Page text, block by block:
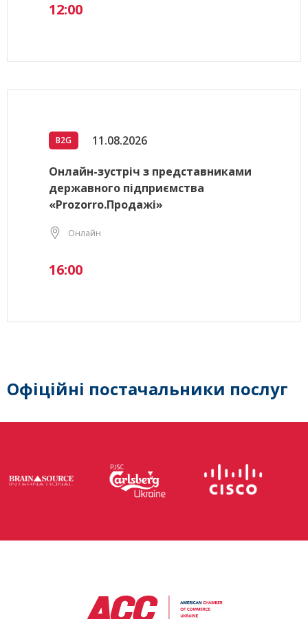
12:00
B2G 11.08.2026
Онлайн-зустріч з представниками
державного підприємства
«Prozorro.Продажі»
Онлайн
16:00
Офіційні постачальники послуг